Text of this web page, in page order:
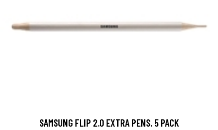
SAMSUNG FLIP 2.0 EXTRA PENS. 5 PACK